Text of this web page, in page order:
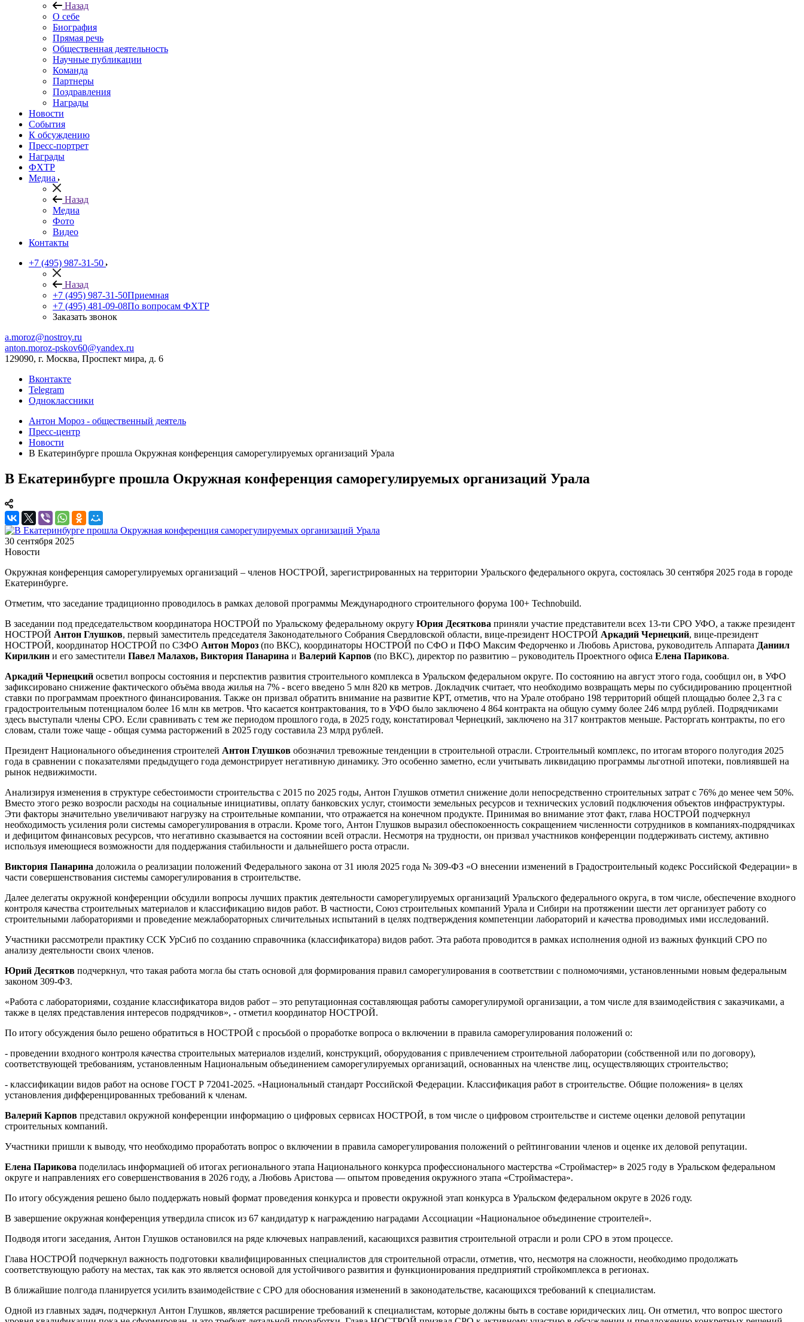
Назад
О себе
Биография
Прямая речь
Общественная деятельность
Научные публикации
Команда
Партнеры
Поздравления
Награды
Новости
События
К обсуждению
Пресс-портрет
Награды
ФХТР
Медиа
Назад
Медиа
Фото
Видео
Контакты
+7 (495) 987-31-50
Назад
+7 (495) 987-31-50Приемная
+7 (495) 481-09-08По вопросам ФХТР
Заказать звонок
a.moroz@nostroy.ru
anton.moroz-pskov60@yandex.ru
129090, г. Москва, Проспект мира, д. 6
Вконтакте
Telegram
Одноклассники
Антон Мороз - общественный деятель
Пресс-центр
Новости
В Екатеринбурге прошла Окружная конференция саморегулируемых организаций Урала
В Екатеринбурге прошла Окружная конференция саморегулируемых организаций Урала
30 сентября 2025
Новости
Окружная конференция саморегулируемых организаций – членов НОСТРОЙ, зарегистрированных на территории Уральского федерального округа, состоялась 30 сентября 2025 года в городе
Екатеринбурге.
Отметим, что заседание традиционно проводилось в рамках деловой программы Международного строительного форума 100+ Technobuild.
В заседании под председательством координатора НОСТРОЙ по Уральскому федеральному округу Юрия Десяткова приняли участие представители всех 13-ти СРО УФО, а также президент
НОСТРОЙ Антон Глушков, первый заместитель председателя Законодательного Собрания Свердловской области, вице-президент НОСТРОЙ Аркадий Чернецкий, вице-президент
НОСТРОЙ, координатор НОСТРОЙ по СЗФО Антон Мороз (по ВКС), координаторы НОСТРОЙ по СФО и ПФО Максим Федорченко и Любовь Аристова, руководитель Аппарата Даниил
Кирилкин и его заместители Павел Малахов, Виктория Панарина и Валерий Карпов (по ВКС), директор по развитию – руководитель Проектного офиса Елена Парикова.
Аркадий Чернецкий осветил вопросы состояния и перспектив развития строительного комплекса в Уральском федеральном округе. По состоянию на август этого года, сообщил он, в УФО
зафиксировано снижение фактического объёма ввода жилья на 7% - всего введено 5 млн 820 кв метров. Докладчик считает, что необходимо возвращать меры по субсидированию процентной
ставки по программам проектного финансирования. Также он призвал обратить внимание на развитие КРТ, отметив, что на Урале отобрано 198 территорий общей площадью более 2,3 га с
градостроительным потенциалом более 16 млн кв метров. Что касается контрактования, то в УФО было заключено 4 864 контракта на общую сумму более 246 млрд рублей. Подрядчиками
здесь выступали члены СРО. Если сравнивать с тем же периодом прошлого года, в 2025 году, констатировал Чернецкий, заключено на 317 контрактов меньше. Расторгать контракты, по его
словам, стали тоже чаще - общая сумма расторжений в 2025 году составила 23 млрд рублей.
Президент Национального объединения строителей Антон Глушков обозначил тревожные тенденции в строительной отрасли. Строительный комплекс, по итогам второго полугодия 2025
года в сравнении с показателями предыдущего года демонстрирует негативную динамику. Это особенно заметно, если учитывать ликвидацию программы льготной ипотеки, повлиявшей на
рынок недвижимости.
Анализируя изменения в структуре себестоимости строительства с 2015 по 2025 годы, Антон Глушков отметил снижение доли непосредственно строительных затрат с 76% до менее чем 50%.
Вместо этого резко возросли расходы на социальные инициативы, оплату банковских услуг, стоимости земельных ресурсов и технических условий подключения объектов инфраструктуры.
Эти факторы значительно увеличивают нагрузку на строительные компании, что отражается на конечном продукте. Принимая во внимание этот факт, глава НОСТРОЙ подчеркнул
необходимость усиления роли системы саморегулирования в отрасли. Кроме того, Антон Глушков выразил обеспокоенность сокращением численности сотрудников в компаниях-подрядчиках
и дефицитом финансовых ресурсов, что негативно сказывается на состоянии всей отрасли. Несмотря на трудности, он призвал участников конференции поддерживать систему, активно
используя имеющиеся возможности для поддержания стабильности и дальнейшего роста отрасли.
Виктория Панарина доложила о реализации положений Федерального закона от 31 июля 2025 года № 309-ФЗ «О внесении изменений в Градостроительный кодекс Российской Федерации» в
части совершенствования системы саморегулирования в строительстве.
Далее делегаты окружной конференции обсудили вопросы лучших практик деятельности саморегулируемых организаций Уральского федерального округа, в том числе, обеспечение входного
контроля качества строительных материалов и классификацию видов работ. В частности, Союз строительных компаний Урала и Сибири на протяжении шести лет организует работу со
строительными лабораториями и проведение межлабораторных сличительных испытаний в целях подтверждения компетенции лабораторий и качества проводимых ими исследований.
Участники рассмотрели практику ССК УрСиб по созданию справочника (классификатора) видов работ. Эта работа проводится в рамках исполнения одной из важных функций СРО по
анализу деятельности своих членов.
Юрий Десятков подчеркнул, что такая работа могла бы стать основой для формирования правил саморегулирования в соответствии с полномочиями, установленными новым федеральным
законом 309-ФЗ.
«Работа с лабораториями, создание классификатора видов работ – это репутационная составляющая работы саморегулирумой организации, а том числе для взаимодействия с заказчиками, а
также в целях представления интересов подрядчиков», - отметил координатор НОСТРОЙ.
По итогу обсуждения было решено обратиться в НОСТРОЙ с просьбой о проработке вопроса о включении в правила саморегулирования положений о:
- проведении входного контроля качества строительных материалов изделий, конструкций, оборудования с привлечением строительной лаборатории (собственной или по договору),
соответствующей требованиям, установленным Национальным объединением саморегулируемых организаций, основанных на членстве лиц, осуществляющих строительство;
- классификации видов работ на основе ГОСТ Р 72041-2025. «Национальный стандарт Российской Федерации. Классификация работ в строительстве. Общие положения» в целях
установления дифференцированных требований к членам.
Валерий Карпов представил окружной конференции информацию о цифровых сервисах НОСТРОЙ, в том числе о цифровом строительстве и системе оценки деловой репутации
строительных компаний.
Участники пришли к выводу, что необходимо проработать вопрос о включении в правила саморегулирования положений о рейтинговании членов и оценке их деловой репутации.
Елена Парикова поделилась информацией об итогах регионального этапа Национального конкурса профессионального мастерства «Строймастер» в 2025 году в Уральском федеральном
округе и направлениях его совершенствования в 2026 году, а Любовь Аристова — опытом проведения окружного этапа «Строймастера».
По итогу обсуждения решено было поддержать новый формат проведения конкурса и провести окружной этап конкурса в Уральском федеральном округе в 2026 году.
В завершение окружная конференция утвердила список из 67 кандидатур к награждению наградами Ассоциации «Национальное объединение строителей».
Подводя итоги заседания, Антон Глушков остановился на ряде ключевых направлений, касающихся развития строительной отрасли и роли СРО в этом процессе.
Глава НОСТРОЙ подчеркнул важность подготовки квалифицированных специалистов для строительной отрасли, отметив, что, несмотря на сложности, необходимо продолжать
соответствующую работу на местах, так как это является основой для устойчивого развития и функционирования предприятий стройкомплекса в регионах.
В ближайшие полгода планируется усилить взаимодействие с СРО для обоснования изменений в законодательстве, касающихся требований к специалистам.
Одной из главных задач, подчеркнул Антон Глушков, является расширение требований к специалистам, которые должны быть в составе юридических лиц. Он отметил, что вопрос шестого